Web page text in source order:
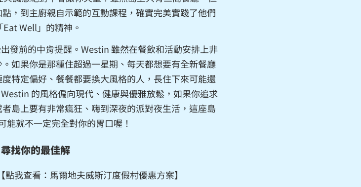
，到主廚親自示範的互動課程，確實完美實踐了他們
Eat Well」的精神。
發前的中肯提醒。Westin 雖然在餐飲和活動安排上非
如果你是那種住超過一星期、每天都想要有全新餐廳
特定偏好、餐餐都要換大風格的人，長住下來可能還
的風格偏向現代、健康與優雅放鬆，如果你追求
島上要有非常瘋狂、嗨到深夜的派對夜生活，這座島
能就不一定完全對你的胃口喔！
找你的最佳解
我查看： 馬爾地夫威斯汀度假村優惠方案】